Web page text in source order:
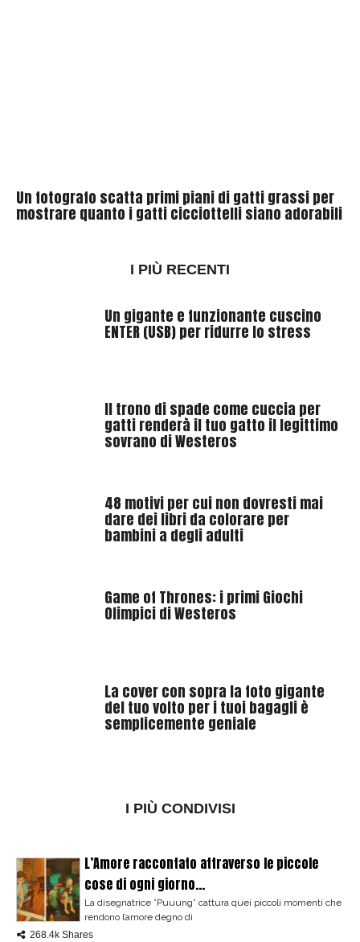
Un fotografo scatta primi piani di gatti grassi per
mostrare quanto i gatti cicciottelli siano adorabili
I PIÙ RECENTI
Un gigante e funzionante cuscino
ENTER (USB) per ridurre lo stress
Il trono di spade come cuccia per
gatti renderà il tuo gatto il legittimo
sovrano di Westeros
48 motivi per cui non dovresti mai
dare dei libri da colorare per
bambini a degli adulti
Game of Thrones: i primi Giochi
Olimpici di Westeros
La cover con sopra la foto gigante
del tuo volto per i tuoi bagagli è
semplicemente geniale
I PIÙ CONDIVISI
L’Amore raccontato attraverso le piccole
cose di ogni giorno...
La disegnatrice ”Puuung” cattura quei piccoli momenti che
rendono l’amore degno di
268.4k Shares